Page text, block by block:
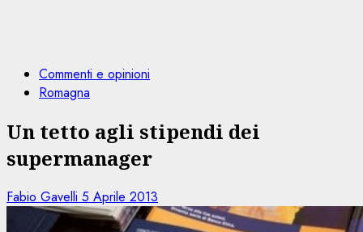
Commenti e opinioni
Romagna
Un tetto agli stipendi dei
supermanager
Fabio Gavelli 5 Aprile 2013